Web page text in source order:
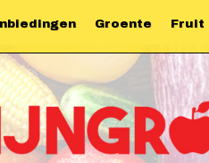
Groente Fruit